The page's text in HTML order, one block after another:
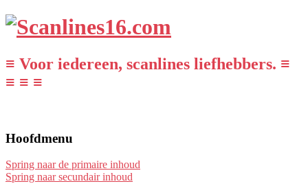
≡ Voor iedereen, scanlines liefhebbers. ≡
≡ ≡ ≡
Hoofdmenu
Spring naar de primaire inhoud
Spring naar secundair inhoud